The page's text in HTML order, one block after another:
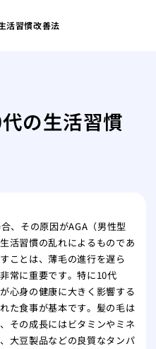
活習慣改善法
薄
の生活習慣
、その原因がAGA（男性型
活習慣の乱れによるものであ
ことは、薄毛の進行を遅ら
常に重要です。特に10代
心身の健康に大きく影響する
た食事が基本です。髪の毛は
その成長にはビタミンやミネ
大豆製品などの良質なタンパ